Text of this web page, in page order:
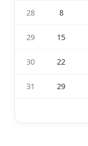
28 8
29 15
30 22
31 29